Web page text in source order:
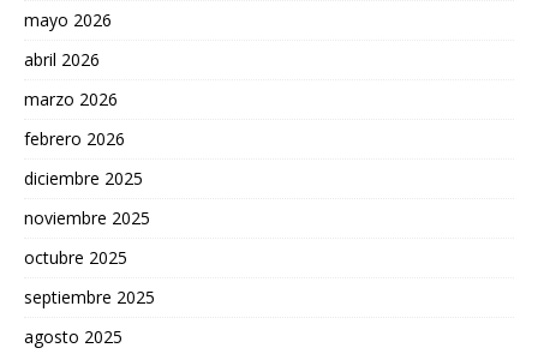
mayo 2026
abril 2026
marzo 2026
febrero 2026
diciembre 2025
noviembre 2025
octubre 2025
septiembre 2025
agosto 2025